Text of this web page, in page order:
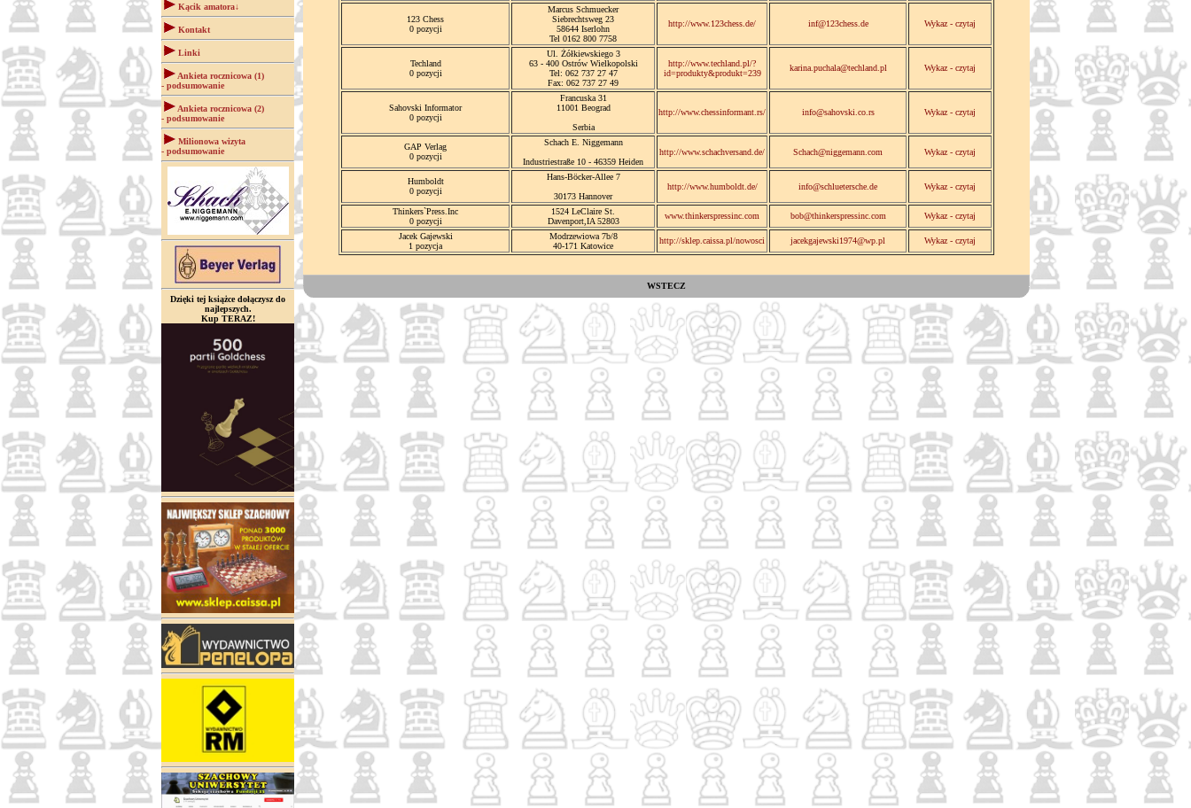
Kącik amatora↓
Kontakt
Linki
Ankieta rocznicowa (1)
- podsumowanie
Ankieta rocznicowa (2)
- podsumowanie
Milionowa wizyta
- podsumowanie
Dzięki tej książce dołączysz do
najlepszych.
Kup TERAZ!
123 Chess
0 pozycji
Marcus Schmuecker
Siebrechtsweg 23
58644 Iserlohn
Tel 0162 800 7758
http://www.123chess.de/ inf@123chess.de Wykaz - czytaj
Techland
0 pozycji
Ul. Żółkiewskiego 3
63 - 400 Ostrów Wielkopolski
Tel: 062 737 27 47
Fax: 062 737 27 49
http://www.techland.pl/?
id=produkty&produkt=239
karina.puchala@techland.pl Wykaz - czytaj
Sahovski Informator
0 pozycji
Francuska 31
11001 Beograd
Serbia
http://www.chessinformant.rs/ info@sahovski.co.rs Wykaz - czytaj
GAP Verlag
0 pozycji
Schach E. Niggemann
Industriestraße 10 - 46359 Heiden
http://www.schachversand.de/ Schach@niggemann.com Wykaz - czytaj
Humboldt
0 pozycji
Hans-Böcker-Allee 7
30173 Hannover
http://www.humboldt.de/ info@schluetersche.de Wykaz - czytaj
Thinkers`Press.Inc
0 pozycji
1524 LeClaire St.
Davenport,IA 52803
www.thinkerspressinc.com bob@thinkerspressinc.com Wykaz - czytaj
Jacek Gajewski
1 pozycja
Modrzewiowa 7b/8
40-171 Katowice
http://sklep.caissa.pl/nowosci jacekgajewski1974@wp.pl Wykaz - czytaj
WSTECZ